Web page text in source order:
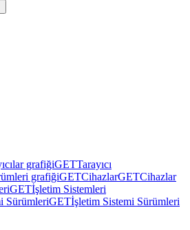
grafiğiGETTarayıcı
grafiğiGETCihazlarGETCihazlar
GETİşletim Sistemleri
SürümleriGETİşletim Sistemi Sürümleri